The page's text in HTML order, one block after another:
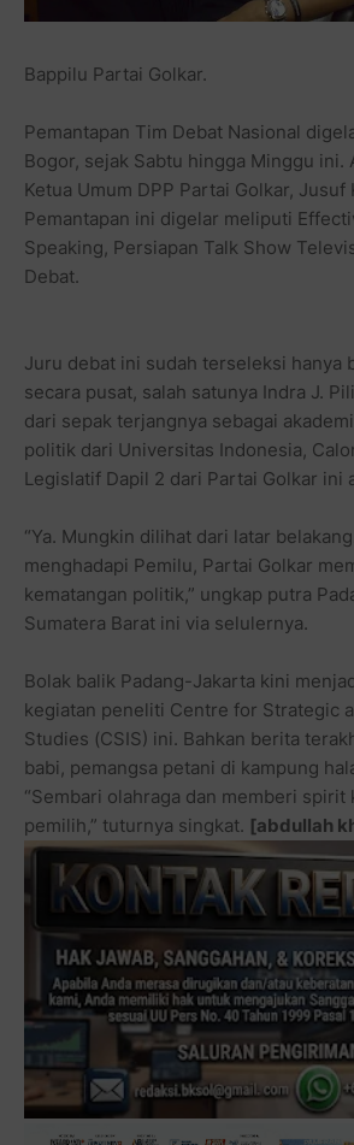
Bappilu Partai Golkar.
Pemantapan Tim Debat Nasional
Bogor, sejak Sabtu hingga Minggu ini.
Ketua Umum DPP Partai Golkar, Jusuf
Pemantapan ini digelar meliputi
Speaking, Persiapan Talk Show
Debat.
Juru debat ini sudah terseleksi hanya
secara pusat, salah satunya Indra J.
dari sepak terjangnya sebagai
politik dari Universitas Indonesia,
Legislatif Dapil 2 dari Partai Golkar ini
“Ya. Mungkin dilihat dari latar
menghadapi Pemilu, Partai Golkar
kematangan politik,” ungkap putra
Sumatera Barat ini via selulernya.
Bolak balik Padang-Jakarta kini
kegiatan peneliti Centre for Strategic
Studies (CSIS) ini. Bahkan berita
babi, pemangsa petani di kampung
“Sembari olahraga dan memberi spirit
pemilih,” tuturnya singkat. [abdullah